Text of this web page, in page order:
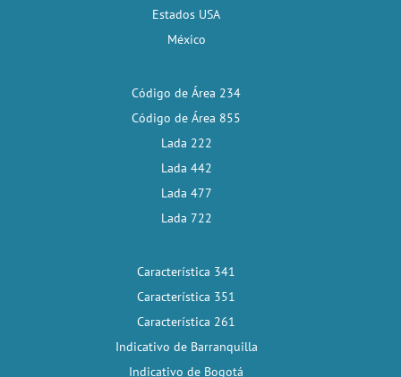
Estados USA
México
Código de Área 234
Código de Área 855
Lada 222
Lada 442
Lada 477
Lada 722
Característica 341
Característica 351
Característica 261
Indicativo de Barranquilla
Indicativo de Bogotá